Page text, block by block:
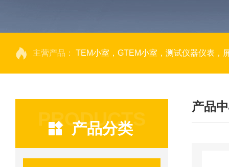
主营产品： TEM小室，GTEM小室，测试仪器仪表，
PRODUCTS
产品分类
产品